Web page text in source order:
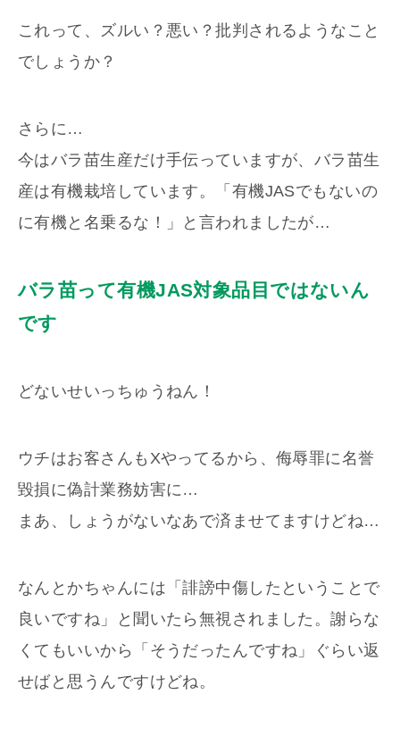
これって、ズルい？悪い？批判されるようなこと
でしょうか？
さらに…
今はバラ苗生産だけ手伝っていますが、バラ苗生
産は有機栽培しています。「有機JASでもないの
に有機と名乗るな！」と言われましたが…
バラ苗って有機JAS対象品目ではないん
です
どないせいっちゅうねん！
ウチはお客さんもXやってるから、侮辱罪に名誉
毀損に偽計業務妨害に…
まあ、しょうがないなあで済ませてますけどね…
なんとかちゃんには「誹謗中傷したということで
良いですね」と聞いたら無視されました。謝らな
くてもいいから「そうだったんですね」ぐらい返
せばと思うんですけどね。